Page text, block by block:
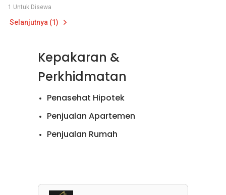
1 Untuk Disewa
Selanjutnya (1)
Kepakaran &
Perkhidmatan
Penasehat Hipotek
Penjualan Apartemen
Penjualan Rumah
Properti Komersial